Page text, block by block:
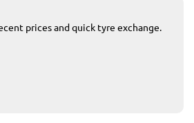
prices and quick tyre exchange.